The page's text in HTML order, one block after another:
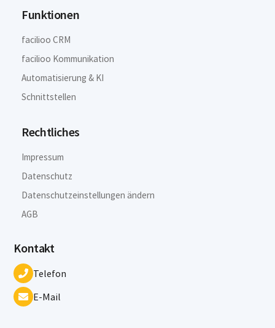
Funktionen
facilioo CRM
facilioo Kommunikation
Automatisierung & KI
Schnittstellen
Rechtliches
Impressum
Datenschutz
Datenschutzeinstellungen ändern
AGB
Kontakt
Telefon
E-Mail